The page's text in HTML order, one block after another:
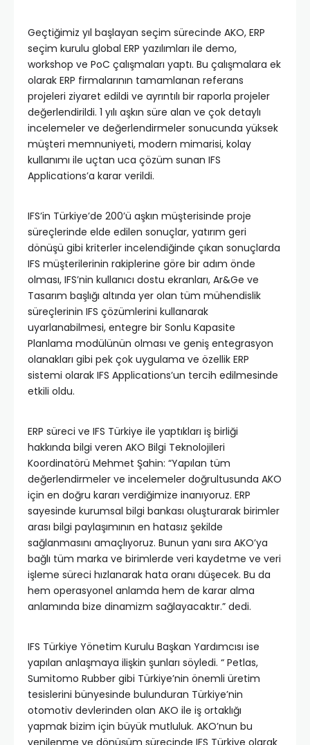
Geçtiğimiz yıl başlayan seçim sürecinde AKO, ERP
seçim kurulu global ERP yazılımları ile demo,
workshop ve PoC çalışmaları yaptı. Bu çalışmalara ek
olarak ERP firmalarının tamamlanan referans
projeleri ziyaret edildi ve ayrıntılı bir raporla projeler
değerlendirildi. 1 yılı aşkın süre alan ve çok detaylı
incelemeler ve değerlendirmeler sonucunda yüksek
müşteri memnuniyeti, modern mimarisi, kolay
kullanımı ile uçtan uca çözüm sunan IFS
Applications’a karar verildi.
IFS’in Türkiye’de 200’ü aşkın müşterisinde proje
süreçlerinde elde edilen sonuçlar, yatırım geri
dönüşü gibi kriterler incelendiğinde çıkan sonuçlarda
IFS müşterilerinin rakiplerine göre bir adım önde
olması, IFS’nin kullanıcı dostu ekranları, Ar&Ge ve
Tasarım başlığı altında yer olan tüm mühendislik
süreçlerinin IFS çözümlerini kullanarak
uyarlanabilmesi, entegre bir Sonlu Kapasite
Planlama modülünün olması ve geniş entegrasyon
olanakları gibi pek çok uygulama ve özellik ERP
sistemi olarak IFS Applications’un tercih edilmesinde
etkili oldu.
ERP süreci ve IFS Türkiye ile yaptıkları iş birliği
hakkında bilgi veren AKO Bilgi Teknolojileri
Koordinatörü Mehmet Şahin: “Yapılan tüm
değerlendirmeler ve incelemeler doğrultusunda AKO
için en doğru kararı verdiğimize inanıyoruz. ERP
sayesinde kurumsal bilgi bankası oluşturarak birimler
arası bilgi paylaşımının en hatasız şekilde
sağlanmasını amaçlıyoruz. Bunun yanı sıra AKO’ya
bağlı tüm marka ve birimlerde veri kaydetme ve veri
işleme süreci hızlanarak hata oranı düşecek. Bu da
hem operasyonel anlamda hem de karar alma
anlamında bize dinamizm sağlayacaktır.” dedi.
IFS Türkiye Yönetim Kurulu Başkan Yardımcısı ise
yapılan anlaşmaya ilişkin şunları söyledi. “ Petlas,
Sumitomo Rubber gibi Türkiye’nin önemli üretim
tesislerini bünyesinde bulunduran Türkiye’nin
otomotiv devlerinden olan AKO ile iş ortaklığı
yapmak bizim için büyük mutluluk. AKO’nun bu
yenilenme ve dönüşüm sürecinde IFS Türkiye olarak